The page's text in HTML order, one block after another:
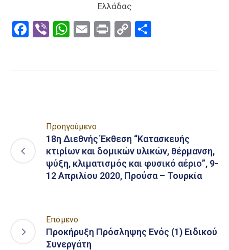
Ελλάδας
Facebook
ViberWhatsApp
EmailPrintCopy
Προηγούμενο
18η Διεθνής Έκθεση “Κατασκευής
κτιρίων και δομικών υλικών, θέρμανση,
ψύξη, κλιματισμός και φυσικό αέριο”, 9-
12 Απριλίου 2020, Προύσα – Τουρκία
Επόμενο
Προκήρυξη Πρόσληψης Ενός (1) Ειδικού
Συνεργάτη